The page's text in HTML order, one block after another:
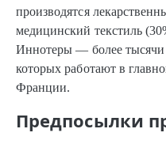
производятся
медицинский текстиль
Иннотеры — более тысячи
которых работают в
Франции.
Предпосылки